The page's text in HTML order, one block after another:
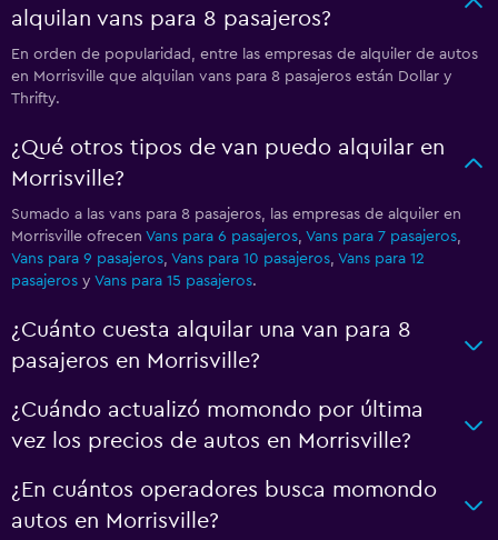
alquilan vans para 8 pasajeros?
En orden de popularidad, entre las empresas de alquiler de autos
en Morrisville que alquilan vans para 8 pasajeros están Dollar y
Thrifty.
¿Qué otros tipos de van puedo alquilar en
Morrisville?
Sumado a las vans para 8 pasajeros, las empresas de alquiler en
Morrisville ofrecen Vans para 6 pasajeros Vans para 7 pasajeros
Vans para 9 pasajeros Vans para 10 pasajeros Vans para 12
pasajeros y Vans para 15 pasajeros.
¿Cuánto cuesta alquilar una van para 8
pasajeros en Morrisville?
¿Cuándo actualizó momondo por última
vez los precios de autos en Morrisville?
¿En cuántos operadores busca momondo
autos en Morrisville?